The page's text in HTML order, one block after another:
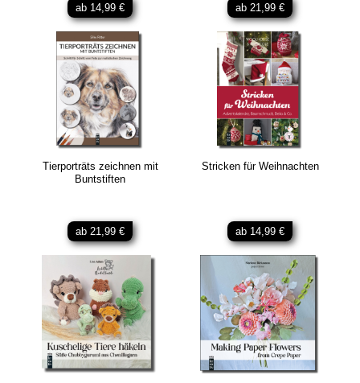
ab 14,99 € ab 21,99 €
Tierporträts zeichnen mit
Buntstiften
ab 21,99 €
Stricken für Weihnachten
ab 14,99 €